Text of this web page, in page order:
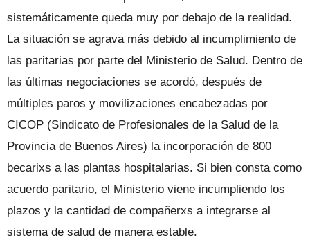
sistemáticamente queda muy por debajo de la realidad.
La situación se agrava más debido al incumplimiento de
las paritarias por parte del Ministerio de Salud. Dentro de
las últimas negociaciones se acordó, después de
múltiples paros y movilizaciones encabezadas por
CICOP (Sindicato de Profesionales de la Salud de la
Provincia de Buenos Aires) la incorporación de 800
becarixs a las plantas hospitalarias. Si bien consta como
acuerdo paritario, el Ministerio viene incumpliendo los
plazos y la cantidad de compañerxs a integrarse al
sistema de salud de manera estable.